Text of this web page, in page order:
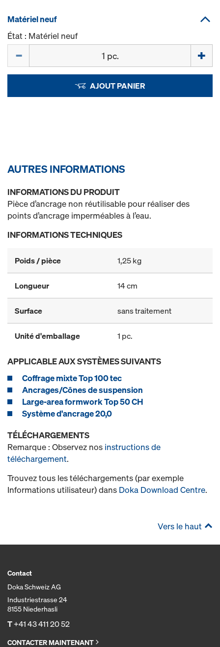
Matériel neuf
État : Matériel neuf
AJOUT PANIER
AUTRES INFORMATIONS
INFORMATIONS DU PRODUIT
Pièce d’ancrage non réutilisable pour réaliser des
points d’ancrage imperméables à l’eau.
INFORMATIONS TECHNIQUES
Poids / pièce 1,25 kg
Longueur 14 cm
Surface sans traitement
Unité d'emballage 1 pc.
APPLICABLE AUX SYSTÈMES SUIVANTS
Coffrage mixte Top 100 tec
Ancrages/Cônes de suspension
Large-area formwork Top 50 CH
Système d'ancrage 20,0
TÉLÉCHARGEMENTS
Remarque : Observez nos instructions de
téléchargement.
Trouvez tous les téléchargements (par exemple
Informations utilisateur) dans Doka Download Centre.
Vers le haut
Contact
Doka Schweiz AG
Industriestrasse 24
8155 Niederhasli
T+41 43 411 20 52
CONTACTER MAINTENANT